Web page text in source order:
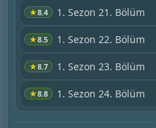
★8.4 1. Sezon 21. Bölüm
★8.5 1. Sezon 22. Bölüm
★8.7 1. Sezon 23. Bölüm
★8.8 1. Sezon 24. Bölüm